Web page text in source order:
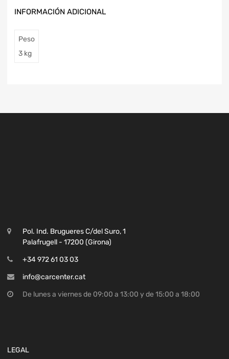
INFORMACIÓN ADICIONAL
Peso
3 kg
De lunes a viernes de 09:00 a 13:00 y de 15:00 a 18:00
LEGAL
Política de devoluciones y reembolsos